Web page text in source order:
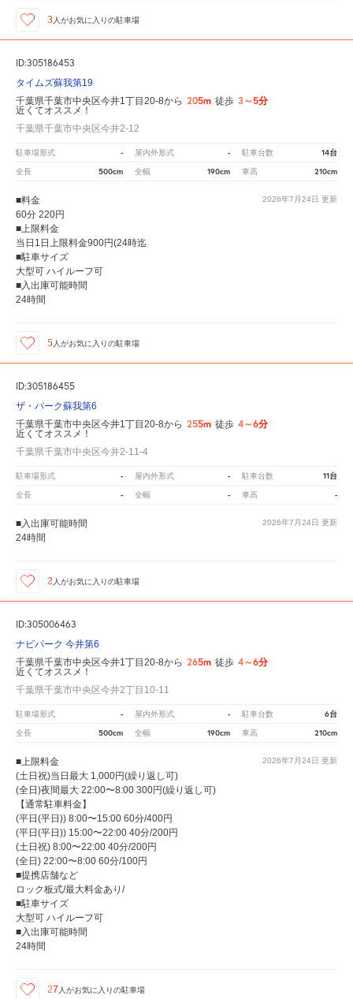
3人がお気に入りの駐車場
ID:305186453
タイムズ蘇我第19
千葉県千葉市中央区今井1丁目20-8から 205m 徒歩 3～5分
近くてオススメ！
千葉県千葉市中央区今井2-12
駐車場形式 - 屋内外形式 - 駐車台数 14台
全長 500cm 全幅 190cm 車高 210cm
2026年7月24日 更新
■料金
60分 220円
■上限料金
当日1日上限料金900円(24時迄
■駐車サイズ
大型可 ハイルーフ可
■入出庫可能時間
24時間
5人がお気に入りの駐車場
ID:305186455
ザ・パーク蘇我第6
千葉県千葉市中央区今井1丁目20-8から 255m 徒歩 4～6分
近くてオススメ！
千葉県千葉市中央区今井2-11-4
駐車場形式 - 屋内外形式 - 駐車台数 11台
全長 - 全幅 - 車高 -
2026年7月24日 更新
■入出庫可能時間
24時間
2 人がお気に入りの駐車場
ID:305006463
ナビパーク 今井第6
千葉県千葉市中央区今井1丁目20-8から 265m 徒歩 4～6分
近くてオススメ！
千葉県千葉市中央区今井2丁目10-11
駐車場形式 - 屋内外形式 - 駐車台数 6台
全長 500cm 全幅 190cm 車高 210cm
2026年7月24日 更新
■上限料金
(土日祝)当日最大 1,000円(繰り返し可)
(全日)夜間最大 22:00〜8:00 300円(繰り返し可)
【通常駐車料金】
(平日(平日)) 8:00〜15:00 60分/400円
(平日(平日)) 15:00〜22:00 40分/200円
(土日祝) 8:00〜22:00 40分/200円
(全日) 22:00〜8:00 60分/100円
■提携店舗など
ロック板式/最大料金あり/
■駐車サイズ
大型可 ハイルーフ可
■入出庫可能時間
24時間
27 人がお気に入りの駐車場